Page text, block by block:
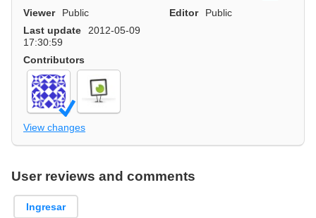
Viewer
Public Editor
Public
Last update
2012-05-09
17:30:59
Contributors
View changes
User reviews and comments
Ingresar